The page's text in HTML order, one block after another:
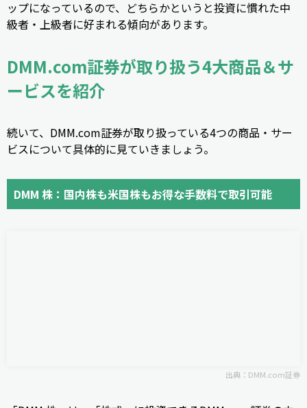
ップになっているので、どちらかというと投資に慣れた中
級者・上級者に好まれる傾向があります。
DMM.com証券が取り扱う4大商品＆サ
ービスを紹介
続いて、DMM.com証券が取り扱っている4つの商品・サー
ビスについて具体的に見ていきましょう。
DMM 株：国内株も米国株もお得な手数料で取引可能
出典：DMM.com証券